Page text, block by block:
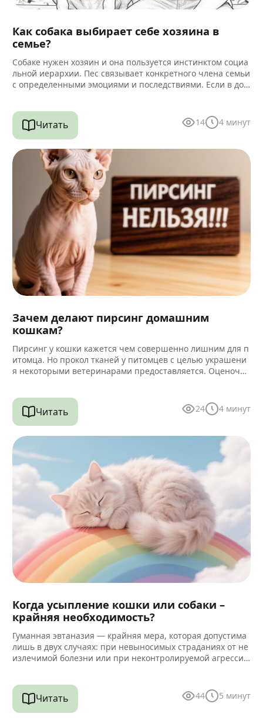
Как собака выбирает себе хозяина в
семье?
Собаке нужен хозяин и она пользуется инстинктом социа
льной иерархии. Пес связывает конкретного члена семьи
с определенными эмоциями и последствиями. Если в дом
Читать 14 4 минут
Зачем делают пирсинг домашним
кошкам?
Пирсинг у кошки кажется чем совершенно лишним для п
итомца. Но прокол тканей у питомцев с целью украшени
я некоторыми ветеринарами предоставляется. Оценочна
Читать 24 4 минут
Когда усыпление кошки или собаки –
крайняя необходимость?
Гуманная эвтаназия — крайняя мера, которая допустима
лишь в двух случаях: при невыносимых страданиях от не
излечимой болезни или при неконтролируемой агрессии
Читать 44 5 минут